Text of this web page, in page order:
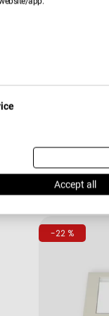
Accept all
149,00
Preis
-22 %